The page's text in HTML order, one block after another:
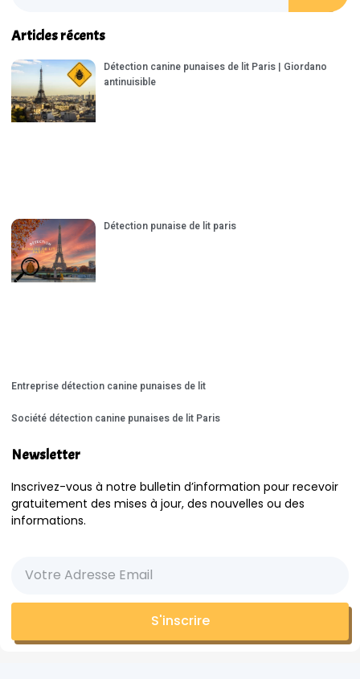
Articles récents
Détection canine punaises de lit Paris | Giordano
antinuisible
Détection punaise de lit paris
Entreprise détection canine punaises de lit
Société détection canine punaises de lit Paris
Newsletter
Inscrivez-vous à notre bulletin d’information pour recevoir
gratuitement des mises à jour, des nouvelles ou des
informations.
S'inscrire